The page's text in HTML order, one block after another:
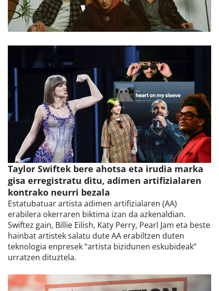
Taylor Swiftek bere ahotsa eta irudia marka
gisa erregistratu ditu, adimen artifizialaren
kontrako neurri bezala
Estatubatuar artista adimen artifizialaren (AA)
erabilera okerraren biktima izan da azkenaldian.
Swiftez gain, Billie Eilish, Katy Perry, Pearl Jam eta beste
hainbat artistek salatu dute AA erabiltzen duten
teknologia enpresek “artista bizidunen eskubideak”
urratzen dituztela.